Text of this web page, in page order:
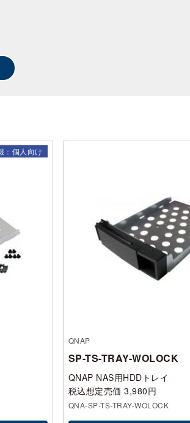
：個人向け
QNAP
SP-TS-TRAY-WOLOCK
QNAP NAS用HDDトレイ
税込想定売価 3,980円
QNA-SP-TS-TRAY-WOLOCK